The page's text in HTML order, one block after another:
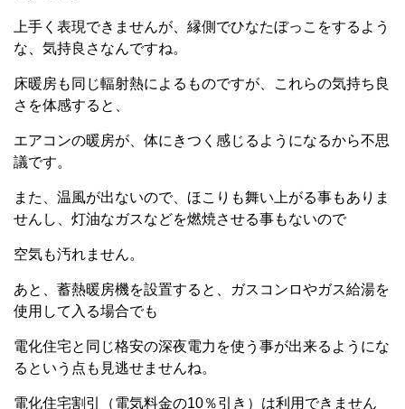
上手く表現できませんが、縁側でひなたぼっこをするよう
な、気持良さなんですね。
床暖房も同じ輻射熱によるものですが、これらの気持ち良
さを体感すると、
エアコンの暖房が、体にきつく感じるようになるから不思
議です。
また、温風が出ないので、ほこりも舞い上がる事もありま
せんし、灯油なガスなどを燃焼させる事もないので
空気も汚れません。
あと、蓄熱暖房機を設置すると、ガスコンロやガス給湯を
使用して入る場合でも
電化住宅と同じ格安の深夜電力を使う事が出来るようにな
るという点も見逃せませんね。
電化住宅割引（電気料金の10％引き）は利用できません